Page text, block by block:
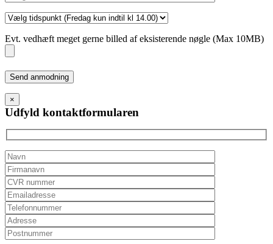
Evt. vedhæft meget gerne billed af eksisterende nøgle (Max 10MB)
Please
leave
this
field
empty.
×
Udfyld kontaktformularen